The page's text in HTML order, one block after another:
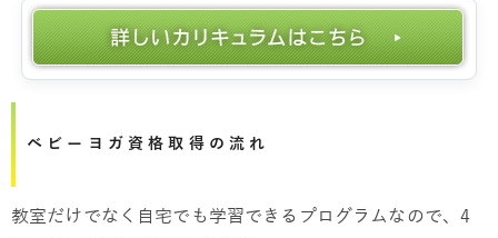
ベビーヨガ資格取得の流れ
教室だけでなく自宅でも学習できるプログラムなので、4